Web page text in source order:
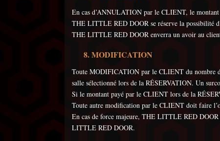
En cas d’ANNULATION par le CLIENT, le
THE LITTLE RED DOOR se réserve la possibilité
THE LITTLE RED DOOR enverra un avoir au
MODIFICATION
Toute MODIFICATION par le CLIENT du nombre
salle sélectionné lors de la RÉSERVATION. Un
Si le montant payé par le CLIENT lors de la
Toute autre modification par le CLIENT doit faire
En cas de force majeure, THE LITTLE RED DOOR
LITTLE RED DOOR.